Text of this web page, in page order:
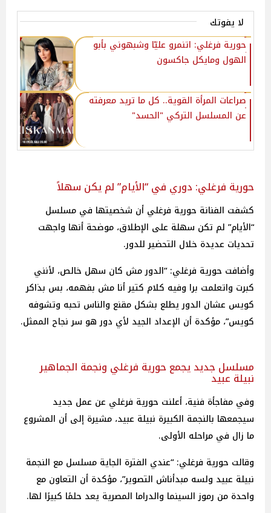
لا يفوتك
حورية فرغلي: اتنمرو عليّا وشبهوني بأبو
الهول ومايكل جاكسون‎‎
صراعات المرأة القوية.. كل ما تريد معرفته
عن المسلسل التركي "الحسد"
حورية فرغلي: دوري في “الأيام” لم يكن سهلاً
كشفت الفنانة حورية فرغلي أن شخصيتها في مسلسل
“الأيام” لم تكن سهلة على الإطلاق، موضحة أنها واجهت
تحديات عديدة خلال التحضير للدور.
وأضافت حورية فرغلي: “الدور مش كان سهل خالص، لأنني
كبرت واتعلمت برا وفيه كلام كتير أنا مش بفهمه، بس بذاكر
كويس عشان الدور يطلع بشكل مقنع والناس تحبه وتشوفه
كويس”، مؤكدة أن الإعداد الجيد لأي دور هو سر نجاح الممثل.
مسلسل جديد يجمع حورية فرغلي ونجمة الجماهير
نبيلة عبيد
وفي مفاجأة فنية، أعلنت حورية فرغلي عن عمل جديد
سيجمعها بالنجمة الكبيرة نبيلة عبيد، مشيرة إلى أن المشروع
ما زال في مراحله الأولى.
وقالت حورية فرغلي: “عندي الفترة الجاية مسلسل مع النجمة
نبيلة عبيد ولسه مبدأناش التصوير”، مؤكدة أن التعاون مع
واحدة من رموز السينما والدراما المصرية يعد حلمًا كبيرًا لها.